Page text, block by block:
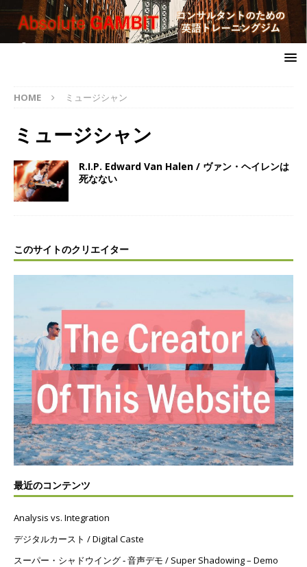
HOME ミュージシャン
ミュージシャン
R.I.P. Edward Van Halen / ヴァン・ヘイレンは
死なない
このサイトのクリエイター
最近のコンテンツ
Analysis vs. Integration
デジタルカースト / Digital Caste
スーパー・シャドウイング ‐ 音声デモ / Super Shadowing – Demo